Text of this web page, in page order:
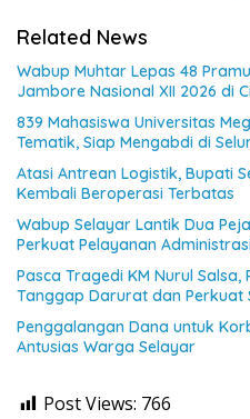
Related News
Wabup Muhtar Lepas 48
Jambore Nasional XII 2026 di
839 Mahasiswa Universitas
Tematik, Siap Mengabdi di
Atasi Antrean Logistik, Bupati
Kembali Beroperasi Terbatas
Wabup Selayar Lantik Dua
Perkuat Pelayanan
Pasca Tragedi KM Nurul
Tanggap Darurat dan Perkuat
Penggalangan Dana untuk
Antusias Warga Selayar
Post Views: 766